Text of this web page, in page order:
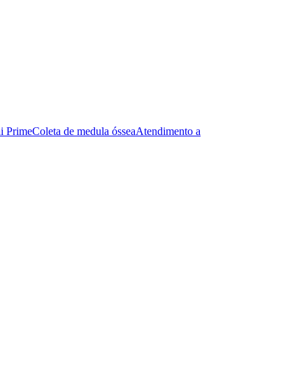
PrimeColeta de medula ósseaAtendimento a